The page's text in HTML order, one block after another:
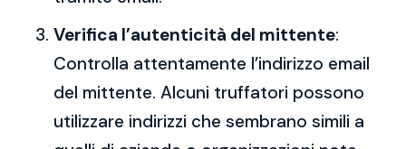
Verifica l’autenticità del mittente:
Controlla attentamente l’indirizzo email
del mittente. Alcuni truffatori possono
utilizzare indirizzi che sembrano simili a